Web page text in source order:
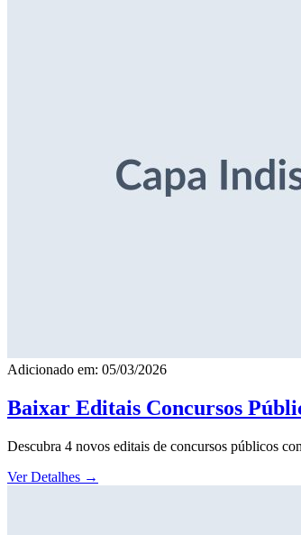
Adicionado em: 05/03/2026
Baixar Editais Concursos
Descubra 4 novos editais de concursos públicos
Ver Detalhes →